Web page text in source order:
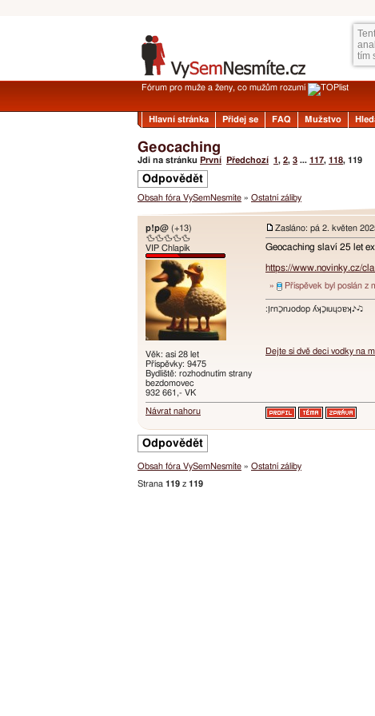
tím
Fórum pro muže a ženy, co mužům rozumí
Hlavní stránka Přidej se FAQ Mužstvo
Geocaching
Jdi na stránku První Předchozí 1, 2, 3 ... 117, 118, 119
Odpovědět
Obsah fóra VySemNesmíte » Ostatní záliby
p!p@ (+13)
🦆🦆🦆🦆🦆
VIP Chlapík
Věk: asi 28 let
Příspěvky: 9475
Bydliště: rozhodnutím strany
bezdomovec
932 661,- VK
Zasláno: pá 2. květen
Geocaching slaví 25 let
https://www.novinky.cz/
» Příspěvek byl poslán z
:ו֥ɾnכַnɹodop ʎʞכַıuɥɔɐʞ♪♫
Dejte si dvě deci vodky na
Návrat nahoru
Odpovědět
Obsah fóra VySemNesmíte » Ostatní záliby
Strana 119 z 119